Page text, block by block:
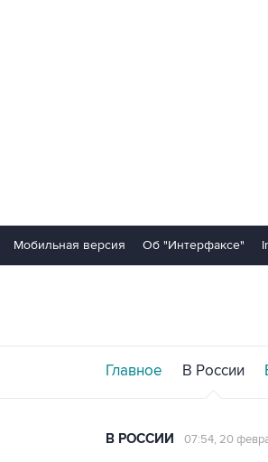
Мобильная версия Об "Интерфаксе"
Главное В России
В РОССИИ 07:54, 20